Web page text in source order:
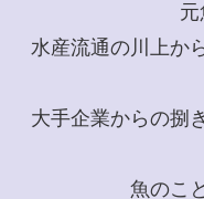
水産流通の川上か
大手企業からの捌
魚のこ